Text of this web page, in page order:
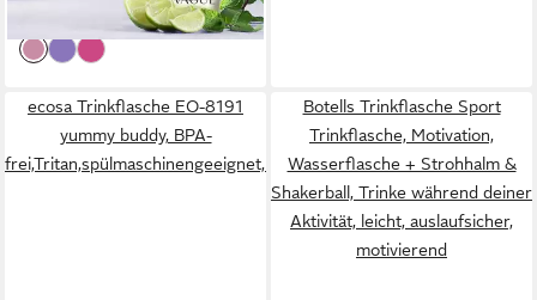
lieferbar - in 4-5 Werktagen bei dir
ecosa Trinkflasche EO-8191
yummy buddy, BPA-
frei,Tritan,spülmaschinengeeignet,lebensmittelecht,robust
Botells Trinkflasche Sport
Trinkflasche, Motivation,
Wasserflasche + Strohhalm &
Shakerball, Trinke während deiner
Aktivität, leicht, auslaufsicher,
motivierend